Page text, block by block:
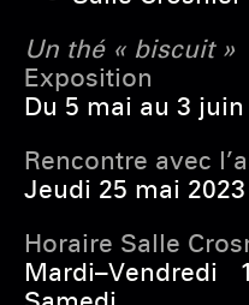
Un thé « biscuit »
Exposition
Du 5 mai au 3 juin
Rencontre avec
Jeudi 25 mai
Horaire Salle
Mardi–Vendredi